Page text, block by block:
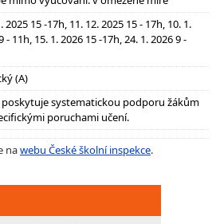
2025 15 -17h, 11. 12. 2025 15 - 17h, 10. 1.
- 11h, 15. 1. 2026 15 -17h, 24. 1. 2026 9 -
(A)
poskytuje systematickou podporu žákům
poruchami učení.
nawebu České školní inspekce.